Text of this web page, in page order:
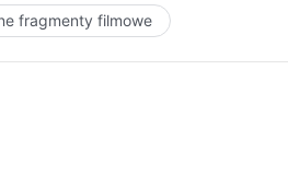
fragmenty filmowe